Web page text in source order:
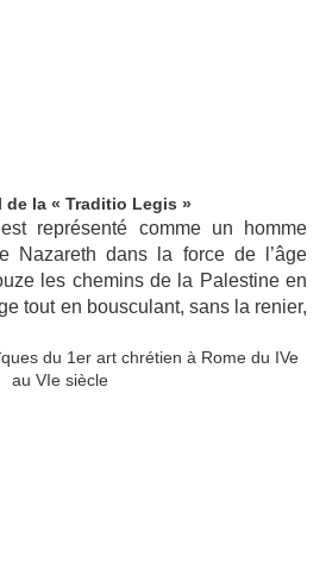
de la « Traditio Legis »
représenté comme un homme
Nazareth dans la force de l’âge
les chemins de la Palestine en
tout en bousculant, sans la renier,